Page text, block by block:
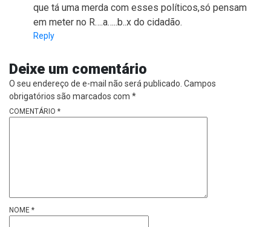
que tá uma merda com esses políticos,só pensam
em meter no R….a…..b..x do cidadão.
Reply
Deixe um comentário
O seu endereço de e-mail não será publicado. Campos
obrigatórios são marcados com *
COMENTÁRIO *
NOME *